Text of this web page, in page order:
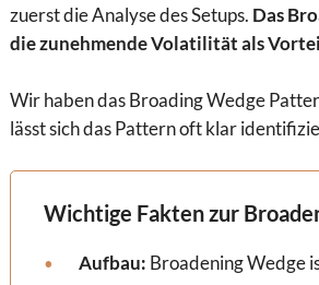
zuerst die Analyse des Setups. Das
die zunehmende Volatilität als
Wir haben das Broading Wedge
lässt sich das Pattern oft klar
Wichtige Fakten zur
Aufbau: Broadening Wedge